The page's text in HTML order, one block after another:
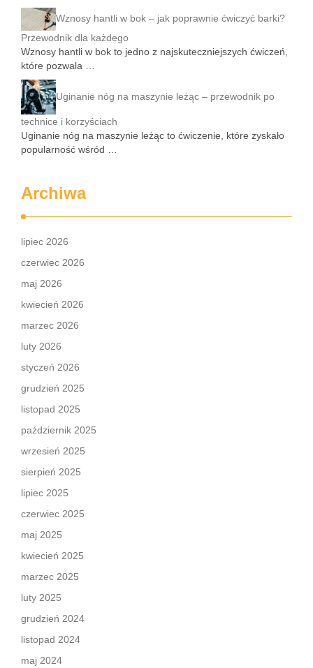
Wznosy hantli w bok – jak poprawnie ćwiczyć barki?
Przewodnik dla każdego
Wznosy hantli w bok to jedno z najskuteczniejszych ćwiczeń,
które pozwala …
Uginanie nóg na maszynie leżąc – przewodnik po
technice i korzyściach
Uginanie nóg na maszynie leżąc to ćwiczenie, które zyskało
popularność wśród …
Archiwa
lipiec 2026
czerwiec 2026
maj 2026
kwiecień 2026
marzec 2026
luty 2026
styczeń 2026
grudzień 2025
listopad 2025
październik 2025
wrzesień 2025
sierpień 2025
lipiec 2025
czerwiec 2025
maj 2025
kwiecień 2025
marzec 2025
luty 2025
grudzień 2024
listopad 2024
maj 2024